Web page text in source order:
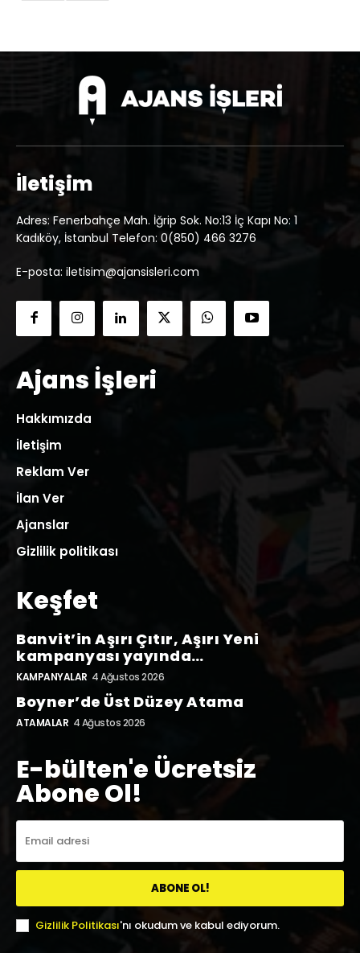
İletişim
Adres: Fenerbahçe Mah. İğrip Sok. No:13 İç Kapı No: 1
Kadıköy, İstanbul Telefon: 0(850) 466 3276
E-posta: iletisim@ajansisleri.com
Ajans İşleri
Hakkımızda
İletişim
Reklam Ver
İlan Ver
Ajanslar
Gizlilik politikası
Keşfet
Banvit’in Aşırı Çıtır, Aşırı Yeni
kampanyası yayında…
KAMPANYALAR 4 Ağustos 2026
Boyner’de Üst Düzey Atama
ATAMALAR 4 Ağustos 2026
E-bülten'e Ücretsiz
Abone Ol!
ABONE OL!
Gizlilik Politikası'nı okudum ve kabul ediyorum.